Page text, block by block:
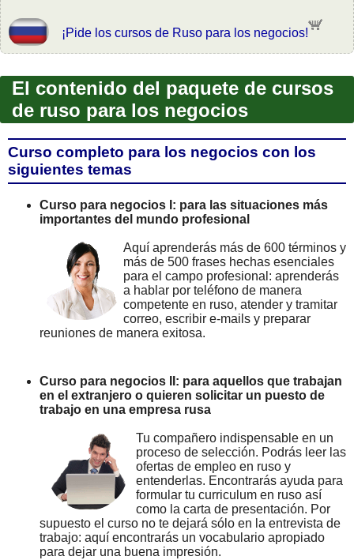
¡Pide los cursos de Ruso para los negocios!
El contenido del paquete de cursos
de ruso para los negocios
Curso completo para los negocios con los
siguientes temas
Curso para negocios I: para las situaciones más
importantes del mundo profesional
Aquí aprenderás más de 600 términos y
más de 500 frases hechas esenciales
para el campo profesional: aprenderás
a hablar por teléfono de manera
competente en ruso, atender y tramitar
correo, escribir e-mails y preparar
reuniones de manera exitosa.
Curso para negocios II: para aquellos que trabajan
en el extranjero o quieren solicitar un puesto de
trabajo en una empresa rusa
Tu compañero indispensable en un
proceso de selección. Podrás leer las
ofertas de empleo en ruso y
entenderlas. Encontrarás ayuda para
formular tu curriculum en ruso así
como la carta de presentación. Por
supuesto el curso no te dejará sólo en la entrevista de
trabajo: aquí encontrarás un vocabulario apropiado
para dejar una buena impresión.